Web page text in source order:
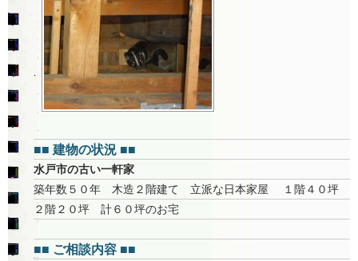
■■ 建物の状況 ■■
水戸市の古い一軒家
築年数５０年 木造２階建て 立派な日本家屋 １階４０坪
２階２０坪 計６０坪のお宅
■■ ご相談内容 ■■